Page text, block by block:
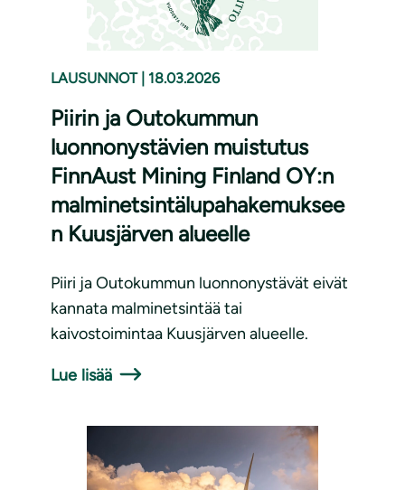
LAUSUNNOT 18.03.2026
Piirin ja Outokummun
luonnonystävien muistutus
FinnAust Mining Finland OY:n
malminetsintälupahakemuksee
n Kuusjärven alueelle
Piiri ja Outokummun luonnonystävät eivät
kannata malminetsintää tai
kaivostoimintaa Kuusjärven alueelle.
Lue lisää